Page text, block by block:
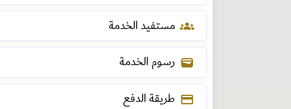
groups مستفيد الخدمة
wallet رسوم الخدمة
payment طريقة الدفع